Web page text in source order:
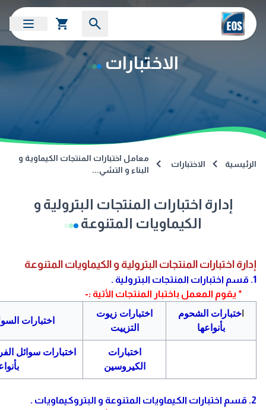
الاختبارات
الرئيسية الاختبارات
معامل اختبارات المنتجات الكيماوية و
البناء و التشي...
إدارة اختبارات المنتجات البترولية و
الكيماويات المتنوعة
إدارة اختبارات المنتجات البترولية و الكيماويات المتنوعة
1. قسم اختبارات المنتجات البترولية .
* يقوم المعمل باختبار المنتجات الأتية :-
ختبارات الشحوم
بأنواعها
اختبارات زيوت
التزييت
اختبارات
اختبارات
الكيروسين
اختبارات سوائل
2. قسم اختبارات الكيماويات المتنوعة و البتروكيماويات .